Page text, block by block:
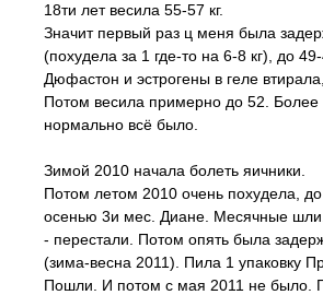
18ти лет весила 55-57 кг.
Значит первый раз ц меня была
(похудела за 1 где-то на 6-8 кг), до
Дюфастон и эстрогены в геле
Потом весила примерно до 52.
нормально всё было.
Зимой 2010 начала болеть яичники.
Потом летом 2010 очень похудела,
осенью 3и мес. Диане. Месячные
- перестали. Потом опять была
(зима-весна 2011). Пила 1 упаковку
Пошли. И потом с мая 2011 не было.